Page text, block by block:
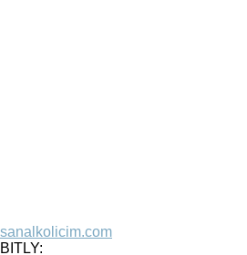
sanalkolicim.com
BITLY: